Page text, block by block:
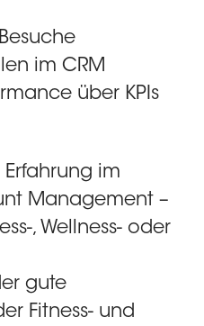
Besuche
im CRM
über KPIs
im
Management –
, Wellness- oder
gute
Fitness- und